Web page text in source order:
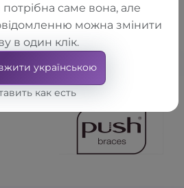
теми,
саме вона, але
можна змінити
в один клік.
українською
как есть